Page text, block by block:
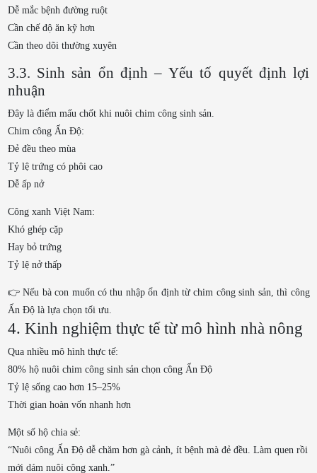
Dễ mắc bệnh đường ruột
Cần chế độ ăn kỹ hơn
Cần theo dõi thường xuyên
3.3. Sinh sản ổn định – Yếu tố quyết định lợi
nhuận
Đây là điểm mấu chốt khi nuôi chim công sinh sản.
Chim công Ấn Độ:
Đẻ đều theo mùa
Tỷ lệ trứng có phôi cao
Dễ ấp nở
Công xanh Việt Nam:
Khó ghép cặp
Hay bỏ trứng
Tỷ lệ nở thấp
👉 Nếu bà con muốn có thu nhập ổn định từ chim công sinh sản, thì công
Ấn Độ là lựa chọn tối ưu.
4. Kinh nghiệm thực tế từ mô hình nhà nông
Qua nhiều mô hình thực tế:
80% hộ nuôi chim công sinh sản chọn công Ấn Độ
Tỷ lệ sống cao hơn 15–25%
Thời gian hoàn vốn nhanh hơn
Một số hộ chia sẻ:
“Nuôi công Ấn Độ dễ chăm hơn gà cảnh, ít bệnh mà đẻ đều. Làm quen rồi
mới dám nuôi công xanh.”